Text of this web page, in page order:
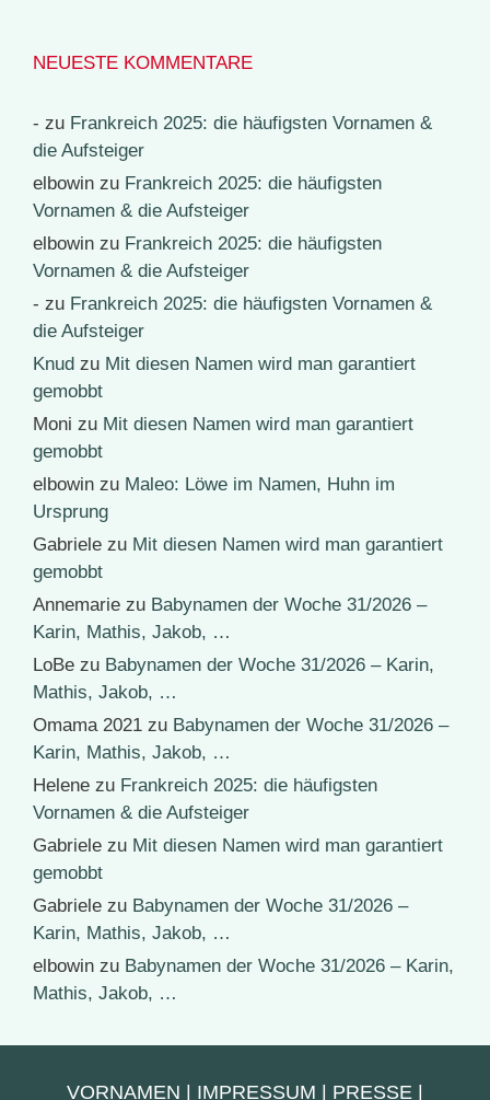
NEUESTE KOMMENTARE
- zu Frankreich 2025: die häufigsten Vornamen &
die Aufsteiger
elbowin zu Frankreich 2025: die häufigsten
Vornamen & die Aufsteiger
elbowin zu Frankreich 2025: die häufigsten
Vornamen & die Aufsteiger
- zu Frankreich 2025: die häufigsten Vornamen &
die Aufsteiger
Knud zu Mit diesen Namen wird man garantiert
gemobbt
Moni zu Mit diesen Namen wird man garantiert
gemobbt
elbowin zu Maleo: Löwe im Namen, Huhn im
Ursprung
Gabriele zu Mit diesen Namen wird man garantiert
gemobbt
Annemarie zu Babynamen der Woche 31/2026 –
Karin, Mathis, Jakob, …
LoBe zu Babynamen der Woche 31/2026 – Karin,
Mathis, Jakob, …
Omama 2021 zu Babynamen der Woche 31/2026 –
Karin, Mathis, Jakob, …
Helene zu Frankreich 2025: die häufigsten
Vornamen & die Aufsteiger
Gabriele zu Mit diesen Namen wird man garantiert
gemobbt
Gabriele zu Babynamen der Woche 31/2026 –
Karin, Mathis, Jakob, …
elbowin zu Babynamen der Woche 31/2026 – Karin,
Mathis, Jakob, …
VORNAMEN IMPRESSUM PRESSE